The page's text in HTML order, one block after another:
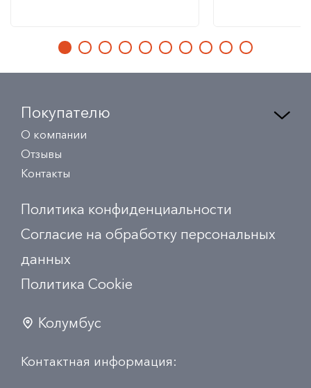
Покупателю
О компании
Отзывы
Контакты
Политика конфиденциальности
Согласие на обработку персональных
данных
Политика Сookie
Колумбус
Контактная информация: